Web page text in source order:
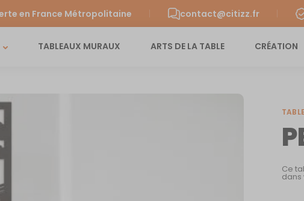
en France Métropolitaine contact@citizz.fr
TABLEAUX MURAUX ARTS DE LA TABLE CRÉATION
Ce
dans